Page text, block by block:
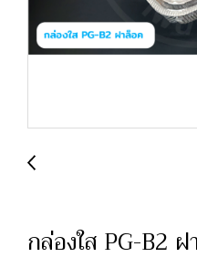
กล่องใส PG-B2